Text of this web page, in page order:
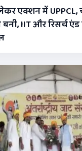
एक्शन में UPPCL,
IIT और रिसर्च